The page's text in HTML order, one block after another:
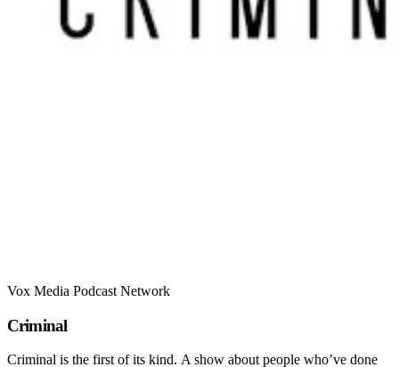
Vox Media Podcast Network
Criminal
Criminal is the first of its kind. A show about people who’ve done